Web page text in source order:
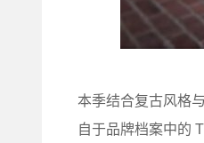
本季结合复古风格
自于品牌档案中的